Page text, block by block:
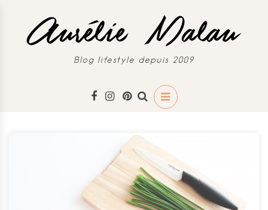
Blog lifestyle depuis 2009